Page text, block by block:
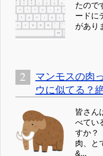
たので
ードに
があり
マンモスの肉
ウに似てる？
皆さん
べてい
すか？
肉、と
&...